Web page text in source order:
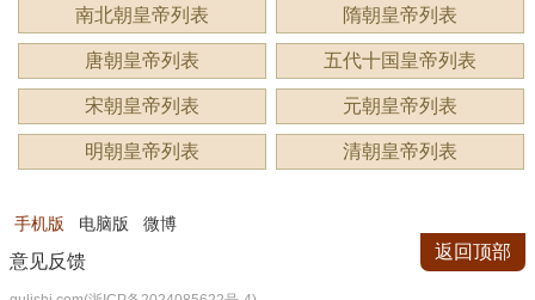
什么？
景象的
生动成
语
用来形
容什
么？
南北朝皇帝列表 隋朝皇帝列表
唐朝皇帝列表 五代十国皇帝列表
宋朝皇帝列表 元朝皇帝列表
明朝皇帝列表 清朝皇帝列表
手机版 电脑版 微博
意见反馈 返回顶部